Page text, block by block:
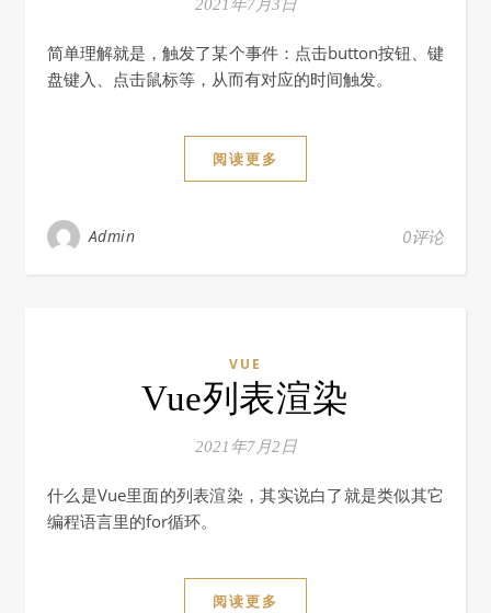
2021年7月3日
简单理解就是，触发了某个事件：点击button按钮、键
盘键入、点击鼠标等，从而有对应的时间触发。
阅读更多
Admin 0评论
VUE
Vue列表渲染
2021年7月2日
什么是Vue里面的列表渲染，其实说白了就是类似其它
编程语言里的for循环。
阅读更多